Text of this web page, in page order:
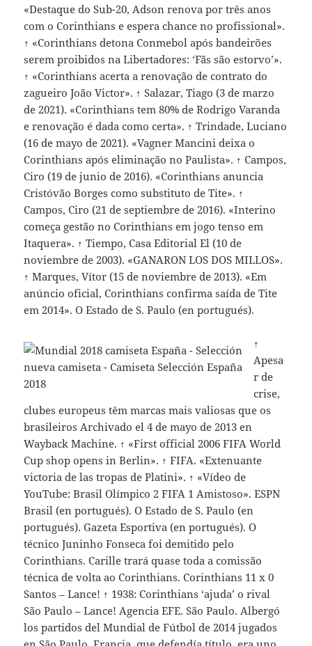
«Destaque do Sub-20, Adson renova por três anos
com o Corinthians e espera chance no profissional».
↑ «Corinthians detona Conmebol após bandeirões
serem proibidos na Libertadores: ‘Fãs são estorvo’».
↑ «Corinthians acerta a renovação de contrato do
zagueiro João Victor». ↑ Salazar, Tiago (3 de marzo
de 2021). «Corinthians tem 80% de Rodrigo Varanda
e renovação é dada como certa». ↑ Trindade, Luciano
(16 de mayo de 2021). «Vagner Mancini deixa o
Corinthians após eliminação no Paulista». ↑ Campos,
Ciro (19 de junio de 2016). «Corinthians anuncia
Cristóvão Borges como substituto de Tite». ↑
Campos, Ciro (21 de septiembre de 2016). «Interino
começa gestão no Corinthians em jogo tenso em
Itaquera». ↑ Tiempo, Casa Editorial El (10 de
noviembre de 2003). «GANARON LOS DOS MILLOS».
↑ Marques, Vítor (15 de noviembre de 2013). «Em
anúncio oficial, Corinthians confirma saída de Tite
em 2014». O Estado de S. Paulo (en portugués).
↑
Apesa
r de
crise,
clubes europeus têm marcas mais valiosas que os
brasileiros Archivado el 4 de mayo de 2013 en
Wayback Machine. ↑ «First official 2006 FIFA World
Cup shop opens in Berlin». ↑ FIFA. «Extenuante
victoria de las tropas de Platini». ↑ «Vídeo de
YouTube: Brasil Olímpico 2 FIFA 1 Amistoso». ESPN
Brasil (en portugués). O Estado de S. Paulo (en
portugués). Gazeta Esportiva (en portugués). O
técnico Juninho Fonseca foi demitido pelo
Corinthians. Carille trará quase toda a comissão
técnica de volta ao Corinthians. Corinthians 11 x 0
Santos – Lance! ↑ 1938: Corinthians ‘ajuda’ o rival
São Paulo – Lance! Agencia EFE. São Paulo. Albergó
los partidos del Mundial de Fútbol de 2014 jugados